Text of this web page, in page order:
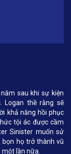
sau khi sự kiện
Logan thề rằng sẽ
khả năng hồi phục
tội ác được cầm
Sinister muốn sử
bọn họ trở thành vũ
lần nữa.